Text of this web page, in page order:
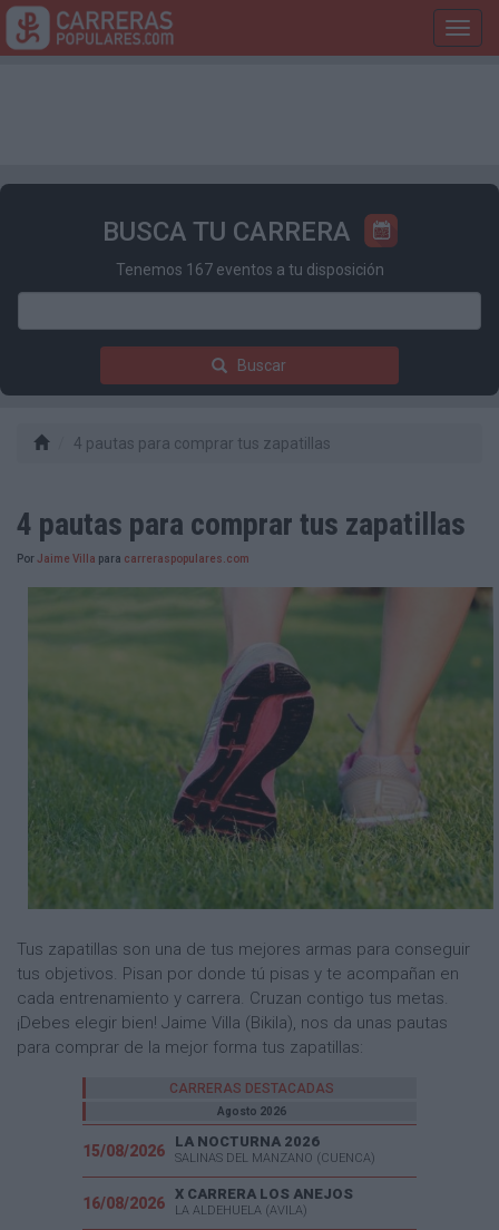
BUSCA TU CARRERA
Tenemos 167 eventos a tu disposición
Buscar
4 pautas para comprar tus zapatillas
4 pautas para comprar tus zapatillas
PorJaime Villa para carreraspopulares.com
Tus zapatillas son una de tus mejores armas para conseguir
tus objetivos. Pisan por donde tú pisas y te acompañan en
cada entrenamiento y carrera. Cruzan contigo tus metas.
¡Debes elegir bien! Jaime Villa (Bikila), nos da unas pautas
para comprar de la mejor forma tus zapatillas:
CARRERAS DESTACADAS
Agosto 2026
15/08/2026
LA NOCTURNA 2026
SALINAS DEL MANZANO (CUENCA)
16/08/2026
X CARRERA LOS ANEJOS
LA ALDEHUELA (AVILA)